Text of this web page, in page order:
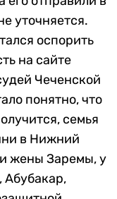
уточняется.
оспорить
на сайте
Чеченской
понятно, что
семья
в Нижний
жены Заремы, у
Абубакар,